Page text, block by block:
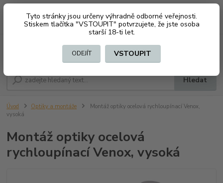
Tyto stránky jsou určeny výhradně odborné veřejnosti.
Stiskem tlačítka "VSTOUPIT" potvrzujete, že jste osoba
starší 18-ti let.
ODEJÍT VSTOUPIT
CZK
Hledat
+420 603794370 za0 Kč
Úvod Optiky a montáže
Montáž optiky ocelová rychloupínací Venox,
vysoká
Montáž optiky ocelová
rychloupínací Venox, vysoká